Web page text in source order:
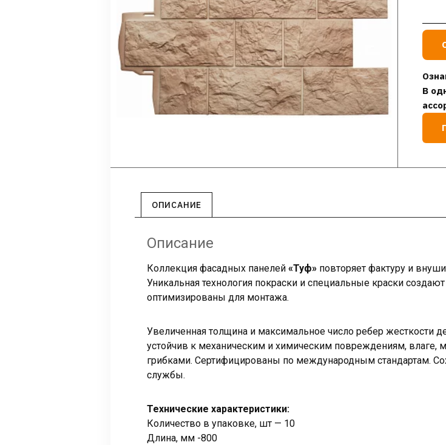
В
ОПИСАНИЕ
Описание
Коллекция фасадных панелей «Туф» повторяет фактуру и
Уникальная технология покраски и специальные краски
оптимизированы для монтажа.
Увеличенная толщина и максимальное число ребер жесткости
устойчив к механическим и химическим повреждениям, влаге,
грибками. Сертифицированы по международным стандартам.
службы.
Технические характеристики:
Количество в упаковке, шт — 10
Длина, мм -800